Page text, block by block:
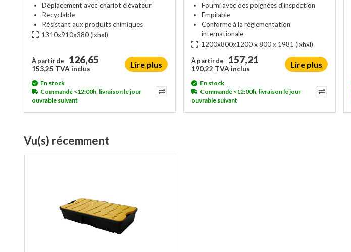
Déplacement avec chariot élévateur
Recyclable
Résistant aux produits chimiques
1310x910x380(lxhxl)
À partir de 126,65
153,25 TVA inclus Lire plus
En stock
Commandé <12:00h, livraison le jour
ouvrable suivant
Fourni avec des poignées d'inspection
Empilable
Conforme à la réglementation
internationale
1200x800x1200 x 800 x 1981 (lxhxl)
À partir de 157,21
190,22 TVA inclus Lire plus
En stock
Commandé <12:00h, livraison le jour
ouvrable suivant
Vu(s) récemment